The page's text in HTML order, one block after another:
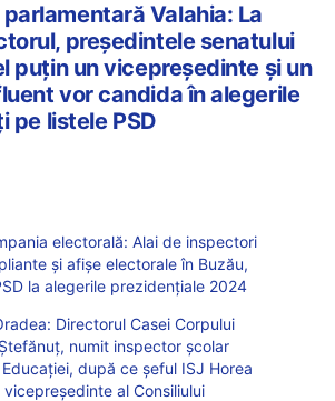
Valahia: La
președintele senatului
puțin un vicepreședinte și un
vor candida în alegerile
pe listele PSD
electorală: Alai de inspectori
și afișe electorale în Buzău,
la alegerile prezidențiale 2024
Directorul Casei Corpului
numit inspector școlar
după ce șeful ISJ Horea
al Consiliului